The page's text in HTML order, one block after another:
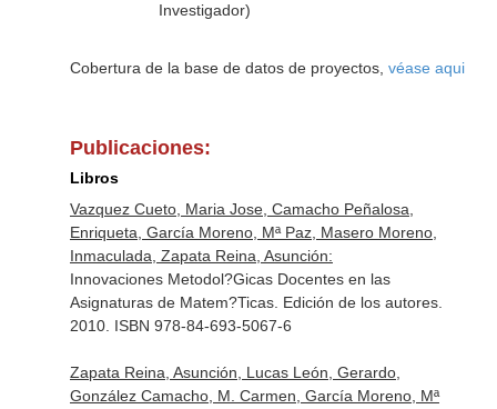
Investigador)
Cobertura de la base de datos de proyectos, véase aqui
Publicaciones:
Libros
Vazquez Cueto, Maria Jose, Camacho Peñalosa,
Enriqueta, García Moreno, Mª Paz, Masero Moreno,
Inmaculada, Zapata Reina, Asunción:
Innovaciones Metodol?Gicas Docentes en las
Asignaturas de Matem?Ticas. Edición de los autores.
2010. ISBN 978-84-693-5067-6
Zapata Reina, Asunción, Lucas León, Gerardo,
González Camacho, M. Carmen, García Moreno, Mª